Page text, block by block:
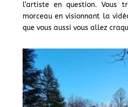
l’artiste en question. Vous
morceau en visionnant la
que vous aussi vous allez